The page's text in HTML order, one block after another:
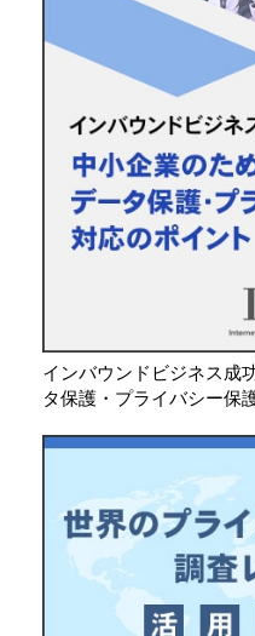
インバウンドビジネス成
タ保護・プライバシー保